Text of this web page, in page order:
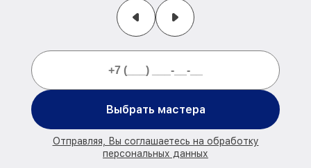
Выбрать мастера
Отправляя, Вы соглашаетесь на обработку
персональных данных